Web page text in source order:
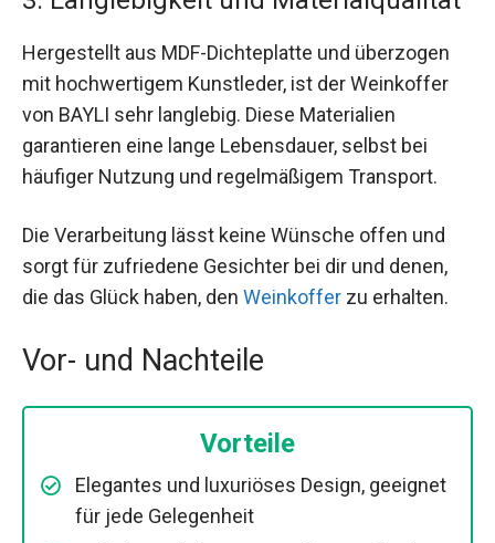
Hergestellt aus MDF-Dichteplatte und überzogen
mit hochwertigem Kunstleder, ist der Weinkoffer
von BAYLI sehr langlebig. Diese Materialien
garantieren eine lange Lebensdauer, selbst bei
häufiger Nutzung und regelmäßigem Transport.
Die Verarbeitung lässt keine Wünsche offen und
sorgt für zufriedene Gesichter bei dir und denen,
die das Glück haben, den Weinkoffer zu erhalten.
Vor- und Nachteile
Vorteile
Elegantes und luxuriöses Design, geeignet
für jede Gelegenheit